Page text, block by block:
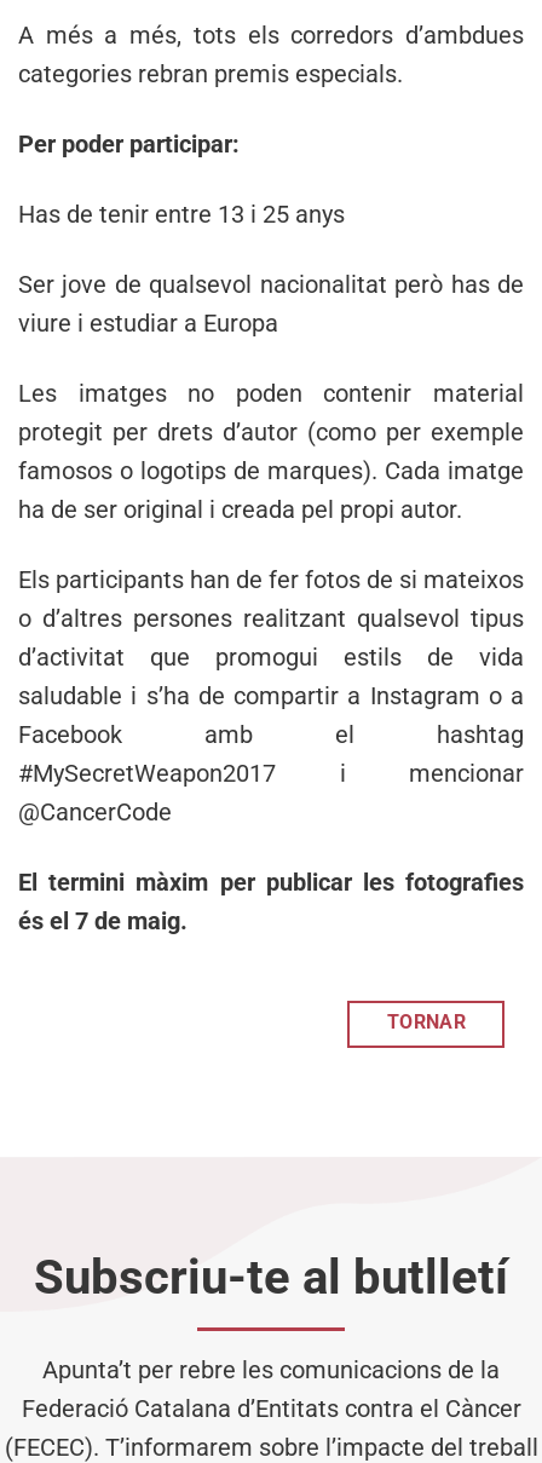
A més a més, tots els corredors d’ambdues
categories rebran premis especials.
Per poder participar:
Has de tenir entre 13 i 25 anys
Ser jove de qualsevol nacionalitat però has de
viure i estudiar a Europa
Les imatges no poden contenir material
protegit per drets d’autor (como per exemple
famosos o logotips de marques). Cada imatge
ha de ser original i creada pel propi autor.
Els participants han de fer fotos de si mateixos
o d’altres persones realitzant qualsevol tipus
d’activitat que promogui estils de vida
saludable i s’ha de compartir a Instagram o a
Facebook amb el hashtag
#MySecretWeapon2017 i mencionar
@CancerCode
El termini màxim per publicar les fotografies
és el 7 de maig.
TORNAR
Subscriu-te al butlletí
Apunta’t per rebre les comunicacions de la
Federació Catalana d’Entitats contra el Càncer
(FECEC). T’informarem sobre l’impacte del treball